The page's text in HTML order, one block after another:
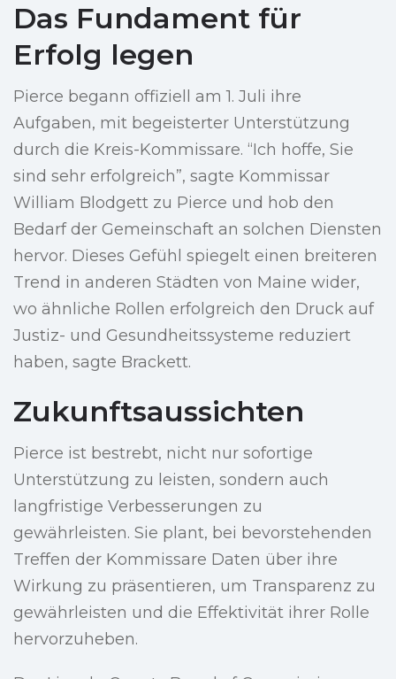
Das Fundament für
Erfolg legen
Pierce begann offiziell am 1. Juli ihre
Aufgaben, mit begeisterter Unterstützung
durch die Kreis-Kommissare. “Ich hoffe, Sie
sind sehr erfolgreich”, sagte Kommissar
William Blodgett zu Pierce und hob den
Bedarf der Gemeinschaft an solchen Diensten
hervor. Dieses Gefühl spiegelt einen breiteren
Trend in anderen Städten von Maine wider,
wo ähnliche Rollen erfolgreich den Druck auf
Justiz- und Gesundheitssysteme reduziert
haben, sagte Brackett.
Zukunftsaussichten
Pierce ist bestrebt, nicht nur sofortige
Unterstützung zu leisten, sondern auch
langfristige Verbesserungen zu
gewährleisten. Sie plant, bei bevorstehenden
Treffen der Kommissare Daten über ihre
Wirkung zu präsentieren, um Transparenz zu
gewährleisten und die Effektivität ihrer Rolle
hervorzuheben.